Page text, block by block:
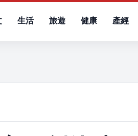
生活 旅遊 健康 產經